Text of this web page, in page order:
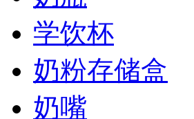
学饮杯
奶粉存储盒
奶嘴